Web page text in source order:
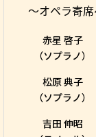
～オペラ寄
赤星 啓子
（ソプラノ）
松原 典子
（ソプラノ）
吉田 伸昭